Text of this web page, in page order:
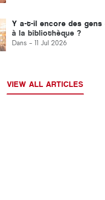
Y a-t-il encore des
à la bibliothèque ?
Dans - 11 Jul 2026
VIEW ALL ARTICLES